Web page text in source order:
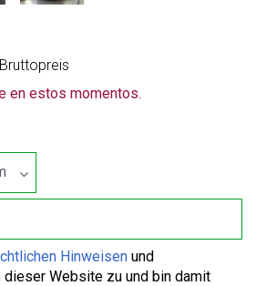
Bruttopreis
en estos momentos.
Hinweisen und
dieser Website zu und bin damit